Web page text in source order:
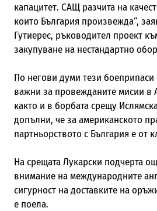
капацитет. САЩ разчита на
които България произвежда“,
Гутиерес, ръководител проект
закупуване на нестандартно
По негови думи тези
важни за провежданите мисии в
както и в борбата срещу
допълни, че за американското
партньорството с България е от
На срещата Лукарски подчерта
внимание на международните
сигурност на доставките на
е поела.